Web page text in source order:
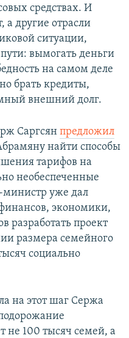
средствах. И
а другие отрасли
ситуации,
пути: вымогать деньги
на самом деле
брать кредиты,
внешний долг.
Саргсян предложил
найти способы
тарифов на
необеспеченные
министр уже дал
экономики,
разработать проект
размера семейного
социально
на этот шаг Сержа
не 100 тысяч семей, а